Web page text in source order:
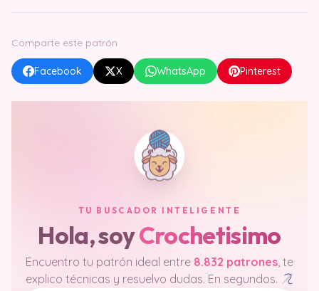
Comparte este patrón
Facebook X WhatsApp Pinterest
TU BUSCADOR INTELIGENTE
Hola, soyCrochetisimo
Encuentro tu patrón ideal entre 8.832 patrones, te
explico técnicas y resuelvo dudas. En segundos.